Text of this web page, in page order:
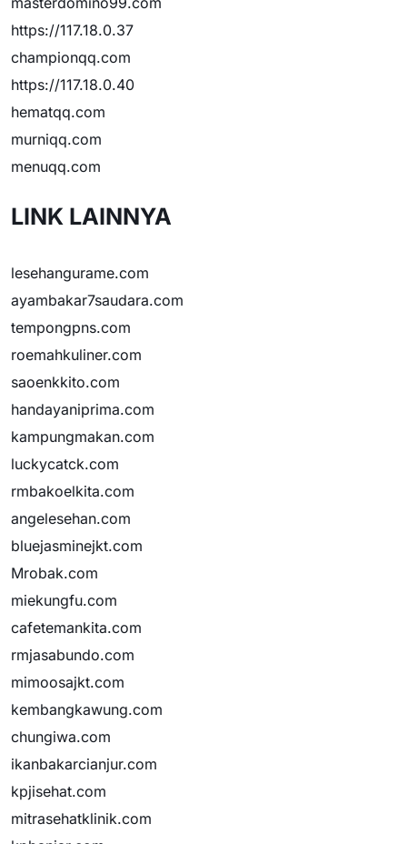
https://117.18.0.37
championqq.com
https://117.18.0.40
hematqq.com
murniqq.com
menuqq.com
LINK LAINNYA
lesehangurame.com
ayambakar7saudara.com
tempongpns.com
roemahkuliner.com
saoenkkito.com
handayaniprima.com
kampungmakan.com
luckycatck.com
rmbakoelkita.com
angelesehan.com
bluejasminejkt.com
Mrobak.com
miekungfu.com
cafetemankita.com
rmjasabundo.com
mimoosajkt.com
kembangkawung.com
chungiwa.com
ikanbakarcianjur.com
kpjisehat.com
mitrasehatklinik.com